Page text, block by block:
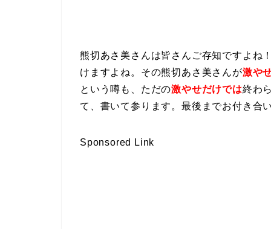
熊切あさ美さんは皆さんご存知ですよね
けますよね。その熊切あさ美さんが激や
という噂も、ただの激やせだけでは終わ
て、書いて参ります。最後までお付き合
Sponsored Link